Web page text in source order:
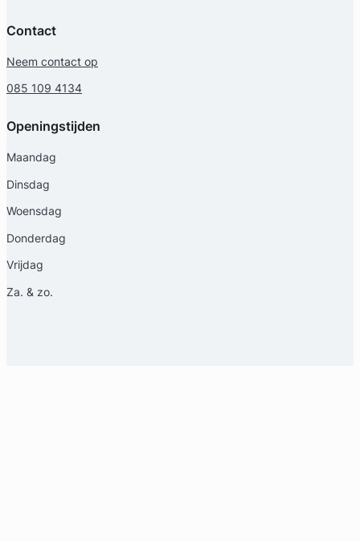
Contact
Neem contact op
085 109 4134
Openingstijden
Maandag
Dinsdag
Woensdag
Donderdag
Vrijdag
Za. & zo.